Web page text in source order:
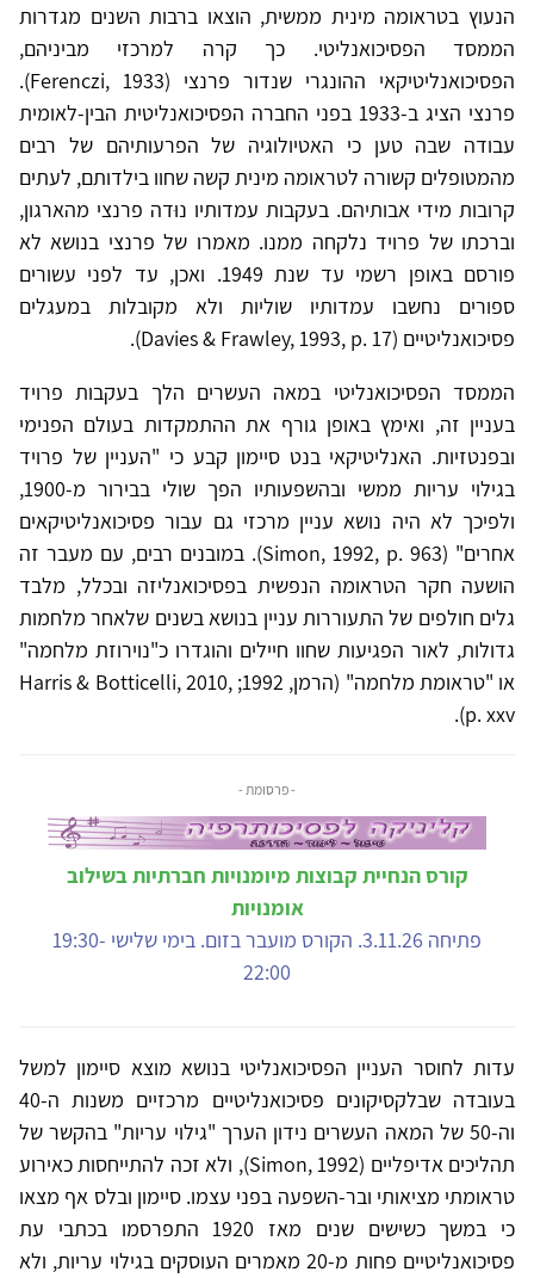
הנעוץ בטראומה מינית ממשית, הוצאו ברבות השנים מגדרות
הממסד הפסיכואנליטי. כך קרה למרכזי מביניהם,
הפסיכואנליטיקאי ההונגרי שנדור פרנצי (Ferenczi, 1933).
פרנצי הציג ב-1933 בפני החברה הפסיכואנליטית הבין-לאומית
עבודה שבה טען כי האטיולוגיה של הפרעותיהם של רבים
מהמטופלים קשורה לטראומה מינית קשה שחוו בילדותם, לעתים
קרובות מידי אבותיהם. בעקבות עמדותיו נוּדה פרנצי מהארגון,
וברכתו של פרויד נלקחה ממנו. מאמרו של פרנצי בנושא לא
פורסם באופן רשמי עד שנת 1949. ואכן, עד לפני עשורים
ספורים נחשבו עמדותיו שוליות ולא מקובלות במעגלים
פסיכואנליטיים (Davies & Frawley, 1993, p. 17).
הממסד הפסיכואנליטי במאה העשרים הלך בעקבות פרויד
בעניין זה, ואימץ באופן גורף את ההתמקדות בעולם הפנימי
ובפנטזיות. האנליטיקאי בנט סיימון קבע כי "העניין של פרויד
בגילוי עריות ממשי ובהשפעותיו הפך שולי בבירור מ-1900,
ולפיכך לא היה נושא עניין מרכזי גם עבור פסיכואנליטיקאים
אחרים" (Simon, 1992, p. 963). במובנים רבים, עם מעבר זה
הושעה חקר הטראומה הנפשית בפסיכואנליזה ובכלל, מלבד
גלים חולפים של התעוררות עניין בנושא בשנים שלאחר מלחמות
גדולות, לאור הפגיעות שחוו חיילים והוגדרו כ"נוירוזת מלחמה"
או "טראומת מלחמה" (הרמן, 1992; Harris & Botticelli, 2010,
p. xxv).
- פרסומת -
קורס הנחיית קבוצות מיומנויות חברתיות בשילוב
אומנויות
פתיחה 3.11.26. הקורס מועבר בזום. בימי שלישי 19:30-
22:00
עדות לחוסר העניין הפסיכואנליטי בנושא מוצא סיימון למשל
בעובדה שבלקסיקונים פסיכואנליטיים מרכזיים משנות ה-40
וה-50 של המאה העשרים נידון הערך "גילוי עריות" בהקשר של
תהליכים אדיפליים (Simon, 1992), ולא זכה להתייחסות כאירוע
טראומתי מציאותי ובר-השפעה בפני עצמו. סיימון ובלס אף מצאו
כי במשך כשישים שנים מאז 1920 התפרסמו בכתבי עת
פסיכואנליטיים פחות מ-20 מאמרים העוסקים בגילוי עריות, ולא